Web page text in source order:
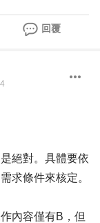
回覆
絕對。具體要依
求條件來核定。
內容僅有B，但